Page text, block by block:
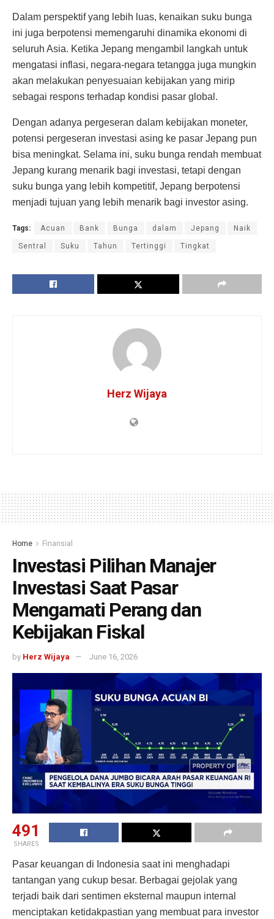
Dalam perspektif yang lebih luas, kenaikan suku bunga
ini juga berpotensi memengaruhi dinamika ekonomi di
seluruh Asia. Ketika Jepang mengambil langkah untuk
mengatasi inflasi, negara-negara tetangga juga mungkin
akan melakukan penyesuaian kebijakan yang mirip
sebagai respons terhadap kondisi pasar global.
Dengan adanya pergeseran dalam kebijakan moneter,
potensi pergeseran investasi asing ke pasar Jepang pun
bisa meningkat. Selama ini, suku bunga rendah membuat
Jepang kurang menarik bagi investasi, tetapi dengan
suku bunga yang lebih kompetitif, Jepang berpotensi
menjadi tujuan yang lebih menarik bagi investor asing.
Tags: Acuan Bank Bunga dalam Jepang Naik
Sentral Suku Tahun Tertinggi Tingkat
Herz Wijaya
Home Finansial
Investasi Pilihan Manajer
Investasi Saat Pasar
Mengamati Perang dan
Kebijakan Fiskal
by Herz Wijaya June 16, 2026
491
SHARES
Pasar keuangan di Indonesia saat ini menghadapi
tantangan yang cukup besar. Berbagai gejolak yang
terjadi baik dari sentimen eksternal maupun internal
menciptakan ketidakpastian yang membuat para investor